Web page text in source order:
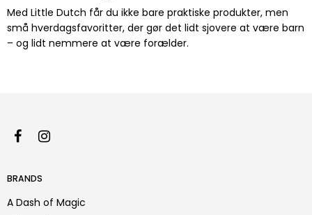
Med Little Dutch får du ikke bare praktiske produkter, men
små hverdagsfavoritter, der gør det lidt sjovere at være barn
– og lidt nemmere at være forælder.
BRANDS
A Dash of Magic